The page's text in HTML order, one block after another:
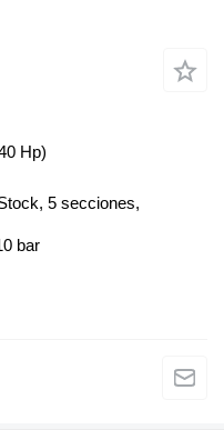
Hp)
5 secciones,
bar